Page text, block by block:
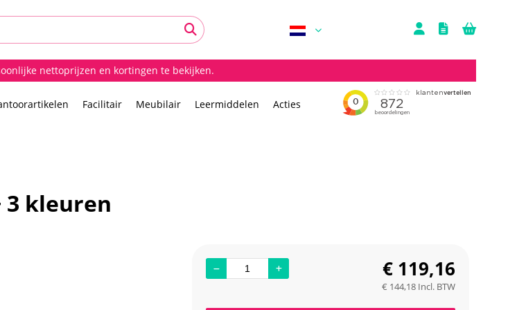
nettoprijzen en kortingen te bekijken.
Facilitair Meubilair Leermiddelen Acties
3 kleuren
€ 119,16
€ 144,18 Incl. BTW